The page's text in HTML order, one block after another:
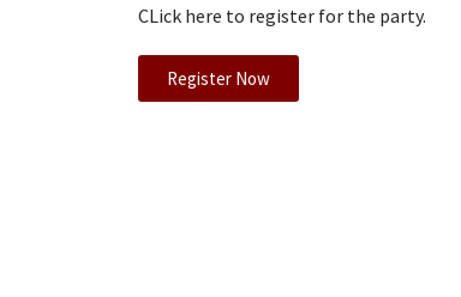
CLick here to register for the party.
Register Now